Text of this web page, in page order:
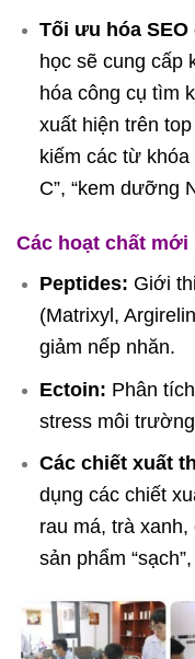
Tối ưu hóa
học sẽ cung cấp
hóa công cụ tìm
xuất hiện trên
kiếm các từ khóa
C”, “kem dưỡng
Các hoạt chất
Peptides: Giới
(Matrixyl,
giảm nếp nhăn.
Ectoin: Phân
stress môi
Các chiết xuất
dụng các chiết
rau má, trà
sản phẩm